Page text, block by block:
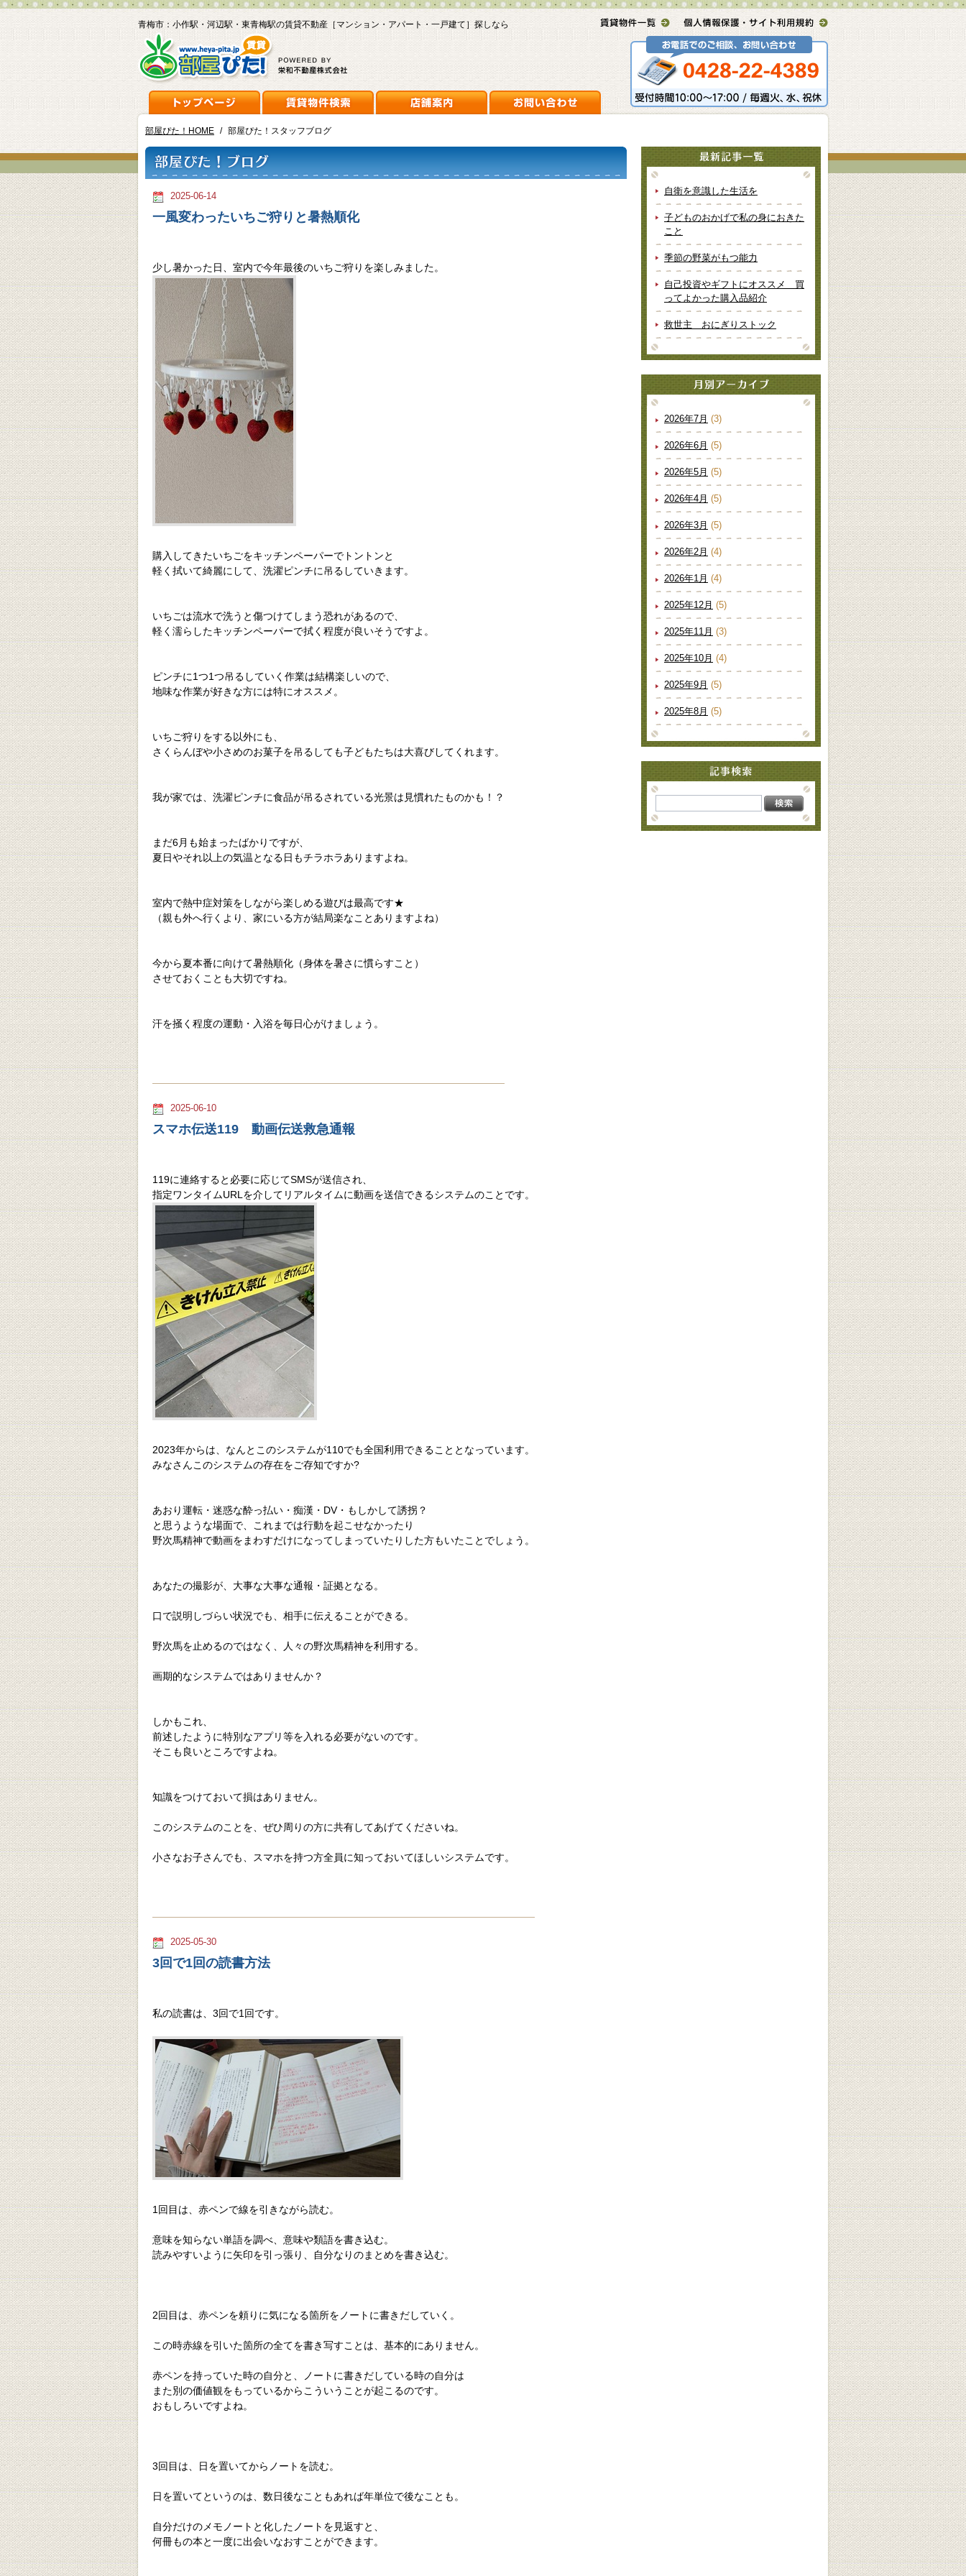
青梅市：小作駅・河辺駅・東青梅駅の賃貸不動産［マンション・アパート・一戸建て］探しなら
部屋ぴた！HOME / 部屋ぴた！スタッフブログ
2025-06-14
一風変わったいちご狩りと暑熱順化
少し暑かった日、室内で今年最後のいちご狩りを楽しみました。
購入してきたいちごをキッチンペーパーでトントンと
軽く拭いて綺麗にして、洗濯ピンチに吊るしていきます。
いちごは流水で洗うと傷つけてしまう恐れがあるので、
軽く濡らしたキッチンペーパーで拭く程度が良いそうですよ。
ピンチに1つ1つ吊るしていく作業は結構楽しいので、
地味な作業が好きな方には特にオススメ。
いちご狩りをする以外にも、
さくらんぼや小さめのお菓子を吊るしても子どもたちは大喜びしてくれます。
我が家では、洗濯ピンチに食品が吊るされている光景は見慣れたものかも！？
まだ6月も始まったばかりですが、
夏日やそれ以上の気温となる日もチラホラありますよね。
室内で熱中症対策をしながら楽しめる遊びは最高です★
（親も外へ行くより、家にいる方が結局楽なことありますよね）
今から夏本番に向けて暑熱順化（身体を暑さに慣らすこと）
させておくことも大切ですね。
汗を掻く程度の運動・入浴を毎日心がけましょう。
2025-06-10
スマホ伝送119 動画伝送救急通報
119に連絡すると必要に応じてSMSが送信され、
指定ワンタイムURLを介してリアルタイムに動画を送信できるシステムのことです。
2023年からは、なんとこのシステムが110でも全国利用できることとなっています。
みなさんこのシステムの存在をご存知ですか?
あおり運転・迷惑な酔っ払い・痴漢・DV・もしかして誘拐？
と思うような場面で、これまでは行動を起こせなかったり
野次馬精神で動画をまわすだけになってしまっていたりした方もいたことでしょう。
あなたの撮影が、大事な大事な通報・証拠となる。
口で説明しづらい状況でも、相手に伝えることができる。
野次馬を止めるのではなく、人々の野次馬精神を利用する。
画期的なシステムではありませんか？
しかもこれ、
前述したように特別なアプリ等を入れる必要がないのです。
そこも良いところですよね。
知識をつけておいて損はありません。
このシステムのことを、ぜひ周りの方に共有してあげてくださいね。
小さなお子さんでも、スマホを持つ方全員に知っておいてほしいシステムです。
2025-05-30
3回で1回の読書方法
私の読書は、3回で1回です。
1回目は、赤ペンで線を引きながら読む。
意味を知らない単語を調べ、意味や類語を書き込む。
読みやすいように矢印を引っ張り、自分なりのまとめを書き込む。
2回目は、赤ペンを頼りに気になる箇所をノートに書きだしていく。
この時赤線を引いた箇所の全てを書き写すことは、基本的にありません。
赤ペンを持っていた時の自分と、ノートに書きだしている時の自分は
また別の価値観をもっているからこういうことが起こるのです。
おもしろいですよね。
3回目は、日を置いてからノートを読む。
日を置いてというのは、数日後なこともあれば年単位で後なことも。
自分だけのメモノートと化したノートを見返すと、
何冊もの本と一度に出会いなおすことができます。
自衛を意識した生活を
子どものおかげで私の身におきた
こと
季節の野菜がもつ能力
自己投資やギフトにオススメ 買
ってよかった購入品紹介
救世主 おにぎりストック
2026年7月 (3)
2026年6月 (5)
2026年5月 (5)
2026年4月 (5)
2026年3月 (5)
2026年2月 (4)
2026年1月 (4)
2025年12月 (5)
2025年11月 (3)
2025年10月 (4)
2025年9月 (5)
2025年8月 (5)